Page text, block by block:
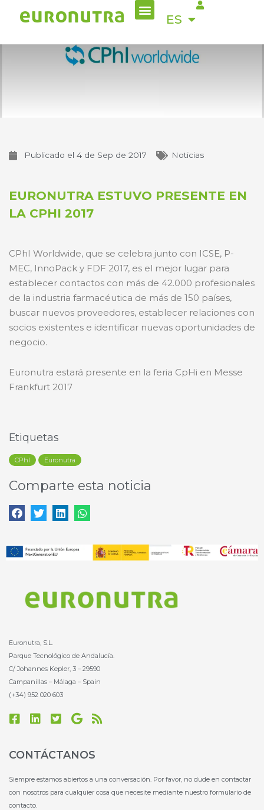
Menu
ES
EN
Publicado el 4 de Sep de 2017 Noticias
EURONUTRA ESTUVO PRESENTE EN
LA CPHI 2017
CPhI Worldwide, que se celebra junto con ICSE, P-
MEC, InnoPack y FDF 2017, es el mejor lugar para
establecer contactos con más de 42.000 profesionales
de la industria farmacéutica de más de 150 países,
buscar nuevos proveedores, establecer relaciones con
socios existentes e identificar nuevas oportunidades de
negocio.
Euronutra estará presente en la feria CpHi en Messe
Frankfurt 2017
Etiquetas
CPhl Euronutra
Comparte esta noticia
Euronutra, S.L.
Parque Tecnológico de Andalucía.
C/ Johannes Kepler, 3 – 29590
Campanillas – Málaga – Spain
(+34) 952 020 603
F
e
o
o
k
L
k
d
i
n
T
t
e
r
G
g
e
R
CONTÁCTANOS
Siempre estamos abiertos a una conversación. Por favor, no dude en contactar
con nosotros para cualquier cosa que necesite mediante nuestro formulario de
contacto.